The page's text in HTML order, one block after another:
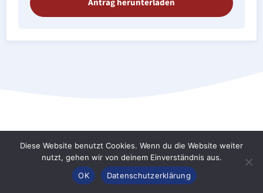
Antrag herunterladen
Treppenlift Lichtenstein/Sachsen:
Preise & Kosten
Konfigurator
Diese Website benutzt Cookies. Wenn du die Website weiter
nutzt, gehen wir von deinem Einverständnis aus.
OK
Datenschutzerklärung